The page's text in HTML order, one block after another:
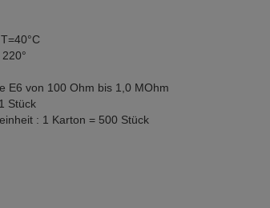
E6 von 100 Ohm bis 1,0 MOhm
Stück
: 1 Karton = 500 Stück